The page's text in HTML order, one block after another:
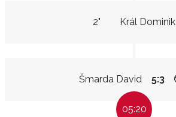
Král Dominik
2"
Šmarda David 5:3
05:20